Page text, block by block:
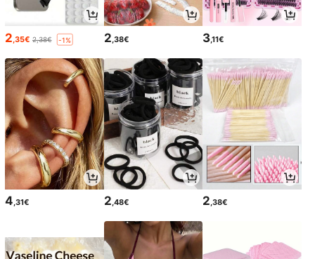
2 ,35€ 2,38€ -1% 2 ,38€ 3,11€
4,31€ 2,48€ 2,38€